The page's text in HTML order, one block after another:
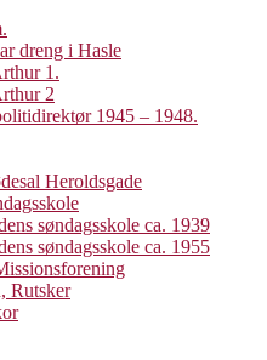
dreng i Hasle
1.
2
1945 – 1948.
Heroldsgade
søndagsskole ca. 1939
søndagsskole ca. 1955
Rutsker